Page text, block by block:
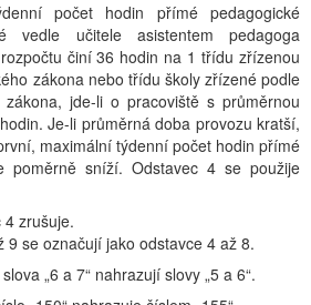
počet hodin přímé pedagogické
vedle učitele asistentem pedagoga
činí 36 hodin na 1 třídu zřízenou
zákona nebo třídu školy zřízené podle
jde-li o pracoviště s průměrnou
Je-li průměrná doba provozu kratší,
maximální týdenní počet hodin přímé
poměrně sníží. Odstavec 4 se použije
zrušuje.
9 se označují jako odstavce 4 až 8.
„6 a 7“ nahrazují slovy „5 a 6“.